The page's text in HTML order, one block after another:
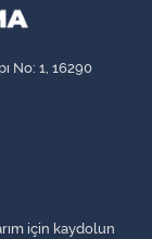
No: 1, 16290
için kaydolun